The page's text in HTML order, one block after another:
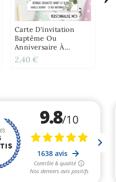
Carte D'invitation
Baptême Ou
Anniversaire À
Gratter - Savane
2,40 €